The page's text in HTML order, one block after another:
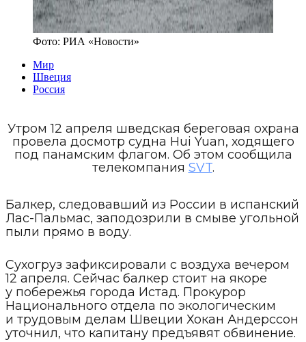
Фото: РИА «Новости»
Мир
Швеция
Россия
Утром 12 апреля шведская береговая охрана
провела досмотр судна Hui Yuan, ходящего
под панамским флагом. Об этом сообщила
телекомпания SVT.
Балкер, следовавший из России в испанский
Лас-Пальмас, заподозрили в смыве угольной
пыли прямо в воду.
Сухогруз зафиксировали с воздуха вечером
12 апреля. Сейчас балкер стоит на якоре
у побережья города Истад. Прокурор
Национального отдела по экологическим
и трудовым делам Швеции Хокан Андерссон
уточнил, что капитану предъявят обвинение.